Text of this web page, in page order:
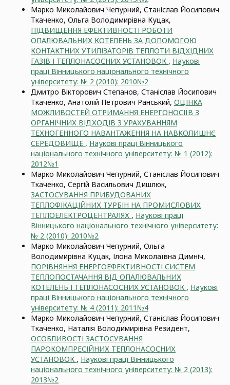
Марко Миколайович Чепурний, Станіслав Йосипович
Ткаченко, Ольга Володимирівна Куцак,
ПІДВИЩЕННЯ ЕФЕКТИВНОСТІ РОБОТИ
ОПАЛЮВАЛЬНИХ КОТЕЛЕНЬ ЗА ДОПОМОГОЮ
КОНТАКТНИХ УТИЛІЗАТОРІВ ТЕПЛОТИ ВІДХІДНИХ
ГАЗІВ І ТЕПЛОНАСОСНИХ УСТАНОВОК , Наукові
праці Вінницького національного технічного
університету: № 2 (2010): 2010№2
Дмитро Вікторович Степанов, Станіслав Йосипович
Ткаченко, Анатолій Петрович Ранський, ОЦІНКА
МОЖЛИВОСТЕЙ ОТРИМАННЯ ЕНЕРГОНОСІЇВ З
ОРГАНІЧНИХ ВІДХОДІВ З УРАХУВАННЯМ
ТЕХНОГЕННОГО НАВАНТАЖЕННЯ НА НАВКОЛИШНЄ
СЕРЕДОВИЩЕ , Наукові праці Вінницького
національного технічного університету: № 1 (2012):
2012№1
Марко Миколайович Чепурний, Станіслав Йосипович
Ткаченко, Сергій Васильович Дишлюк,
ЗАСТОСУВАННЯ ПРИБУДОВАНИХ
ТЕПЛОФІКАЦІЙНИХ ТУРБІН НА ПРОМИСЛОВИХ
ТЕПЛОЕЛЕКТРОЦЕНТРАЛЯХ , Наукові праці
Вінницького національного технічного університету:
№ 2 (2010): 2010№2
Марко Миколайович Чепурний, Ольга
Володимирівна Куцак, Ілона Миколаївна Димніч,
ПОРІВНЯННЯ ЕНЕРГОЕФЕКТИВНОСТІ СИСТЕМ
ТЕПЛОПОСТАЧАННЯ ВІД ОПАЛЮВАЛЬНИХ
КОТЕЛЕНЬ І ТЕПЛОНАСОСНИХ УСТАНОВОК , Наукові
праці Вінницького національного технічного
університету: № 4 (2011): 2011№4
Марко Миколайович Чепурний, Станіслав Йосипович
Ткаченко, Наталія Володимирівна Резидент,
ОСОБЛИВОСТІ ЗАСТОСУВАННЯ
ПАРОКОМПРЕСІЙНИХ ТЕПЛОНАСОСНИХ
УСТАНОВОК , Наукові праці Вінницького
національного технічного університету: № 2 (2013):
2013№2